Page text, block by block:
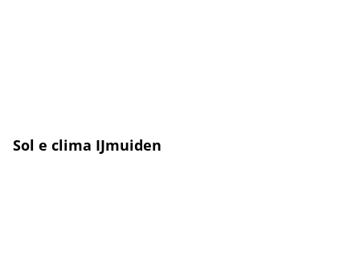
Sol e clima IJmuiden